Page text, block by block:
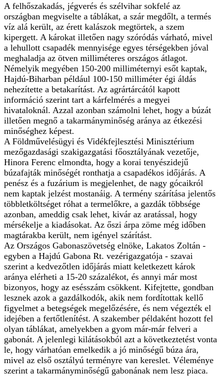
A felhőszakadás, jégverés és szélvihar sokfelé az
országban megviselte a táblákat, a szár megdőlt, a termés
víz alá került, az érett kalászok megtörtek, a szem
kipergett. A károkat illetően nagy szóródás várható, mivel
a lehullott csapadék mennyisége egyes térségekben jóval
meghaladja az ötven milliméteres országos átlagot.
Némelyik megyében 150-200 milliméternyi esőt kaptak,
Hajdú-Biharban például 100-150 milliméter égi áldás
nehezítette a betakarítást. Az agrártárcától kapott
információ szerint tart a kárfelmérés a megyei
hivataloknál. Azzal azonban számolni lehet, hogy a búzát
illetően megnő a takarmányminőség aránya az étkezési
minőséghez képest.
A Földművelésügyi és Vidékfejlesztési Minisztérium
mezőgazdasági szakigazgatási főosztályának vezetője,
Hinora Ferenc elmondta, hogy a korai tenyészidejű
búzafajták minőségét ronthatja a csapadékos időjárás. A
penész és a fuzárium is megjelenhet, de nagy gócaikról
nem kaptak jelzést mostanáig. A termény szárítása jelentős
többletköltséget róhat a termelőkre, a gazdák többsége
azonban, ameddig csak lehet, kivár az aratással, hogy
mérsékelje a kiadásokat. Az őszi árpa zöme még időben
magtárakba került, nem igényel szárítást.
Az Országos Gabonaszövetség elnöke, Lakatos Zoltán -
egyben a Hajdú Gabona Rt. vezérigazgatója - szavai
szerint a kedvezőtlen időjárás miatt keletkezett károk
aránya elérheti a 15-20 százalékot, és annyi már most
bizonyos, hogy az esésszám csökkent. Kifejtette, gondban
lesznek azok a gazdálkodók, akik nem fordítottak kellő
figyelmet a betegségek megelőzésére, és nem végezték el
idejében a fertőtlenítést. A szakember példaként hozott fel
olyan táblákat, amelyekben a gyom már-már felveri a
gabonát. A jelenlegi kilátásokból azt a következtetést vonta
le, hogy várhatóan emelkedik a jó minőségű búza ára,
mivel az első osztályú terményre van kereslet. Véleménye
szerint a takarmányminőségű gabonának nem lesz piaca.